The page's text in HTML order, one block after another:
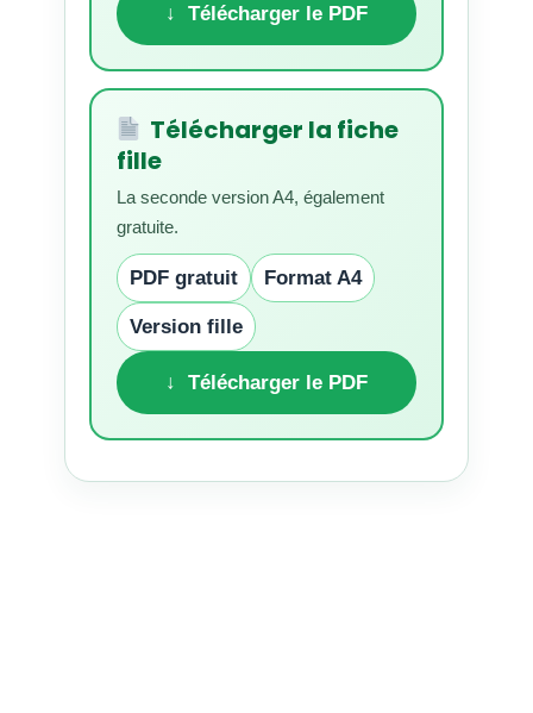
↓ Télécharger le PDF
Télécharger la fiche
fille
La seconde version A4, également
gratuite.
PDF gratuit Format A4
Version fille
↓ Télécharger le PDF